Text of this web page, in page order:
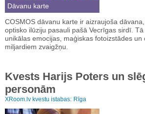
Dāvanu karte
COSMOS dāvanu karte ir aizraujoša
optisko ilūziju pasauli pašā Vecrīgas sirdī.
unikālas emocijas, maģiskas fotoizstādes un
miljardiem zvaigžņu.
Kvests Harijs Poters un
personām
XRoom.lv kvestu istabas: Rīga